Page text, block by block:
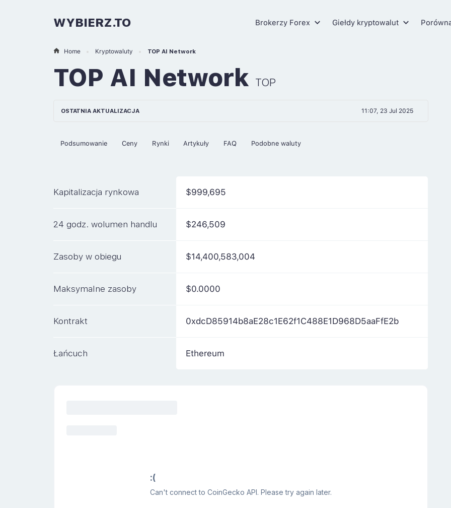
WYBIERZ.TO Brokerzy Forex Giełdy kryptowalut
Home Kryptowaluty TOP AI Network
TOP AI Network TOP
OSTATNIA AKTUALIZACJA 11:07, 23 Jul 2025
Podsumowanie Ceny Rynki Artykuły FAQ Podobne waluty
Kapitalizacja rynkowa $999,695
24 godz. wolumen handlu $246,509
Zasoby w obiegu $14,400,583,004
Maksymalne zasoby $0.0000
Kontrakt 0xdcD85914b8aE28c1E62f1C488E1D968D5aaFfE2b
Łańcuch Ethereum